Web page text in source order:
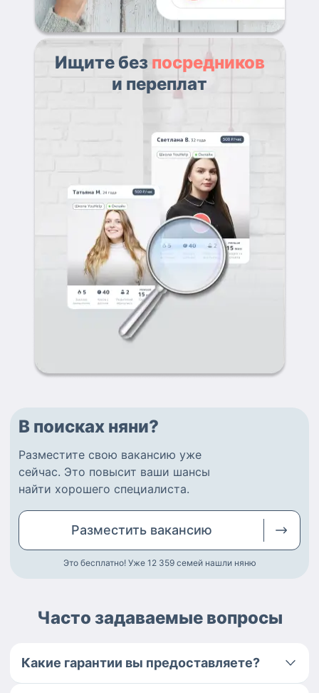
Ищите без посредников
и переплат
В поисках няни?
Разместите свою вакансию уже
сейчас. Это повысит ваши шансы
найти хорошего специалиста.
Разместить вакансию
Это бесплатно! Уже 12 359 семей нашли няню
Часто задаваемые вопросы
Какие гарантии вы предоставляете?